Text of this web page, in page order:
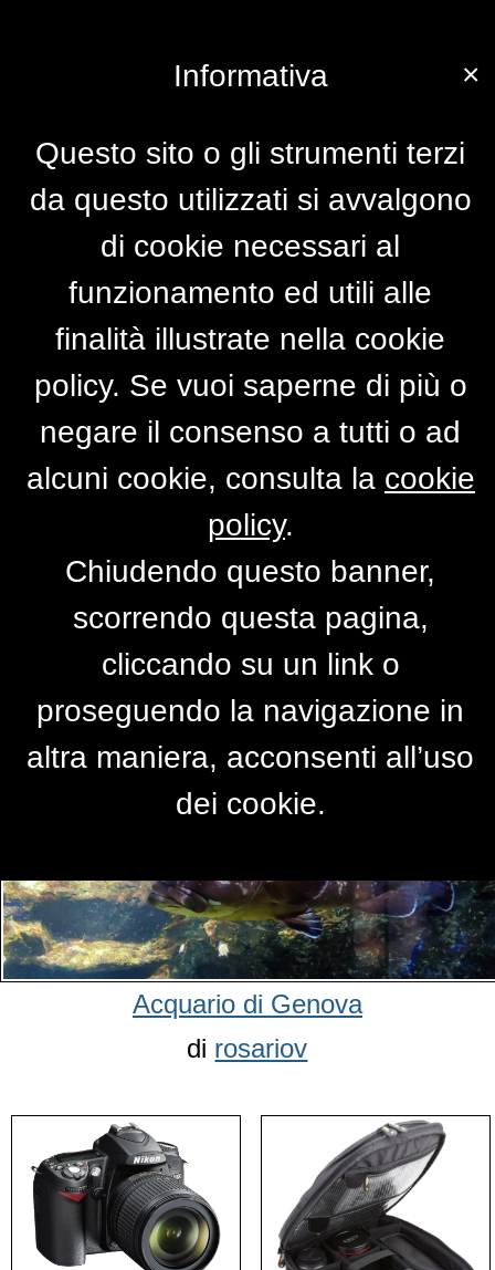
Per accedere alla versione completa del
clicca qui
PRIMO PIANO
Acquario di Genova
di rosariov
×
Informativa
Questo sito o gli strumenti terzi
da questo utilizzati si avvalgono
di cookie necessari al
funzionamento ed utili alle
finalità illustrate nella cookie
policy. Se vuoi saperne di più o
negare il consenso a tutti o ad
alcuni cookie, consulta la cookie
policy.
Chiudendo questo banner,
scorrendo questa pagina,
cliccando su un link o
proseguendo la navigazione in
altra maniera, acconsenti all’uso
dei cookie.